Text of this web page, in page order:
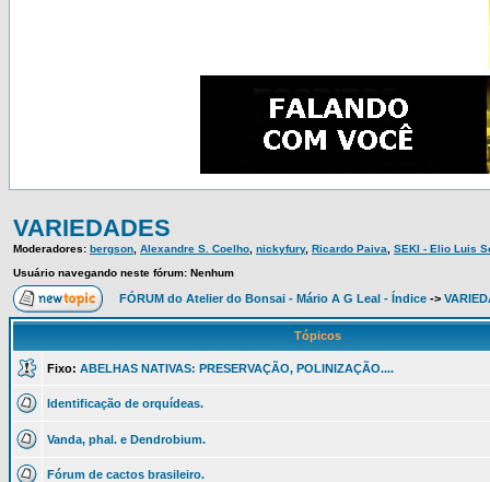
VARIEDADES
Moderadores: bergson Alexandre S. Coelho nickyfury, Ricardo Paiva
SEKI - Elio Luis
Usuário navegando neste fórum: Nenhum
FÓRUM do Atelier do Bonsai - Mário A G Leal - Índice ->
Tópicos
Fixo: ABELHAS NATIVAS: PRESERVAÇÃO, POLINIZAÇÃO....
Identificação de orquídeas.
Vanda, phal. e Dendrobium.
Fórum de cactos brasileiro.